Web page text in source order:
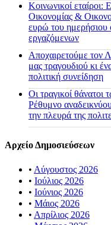
Κοινωνικοί
Οικονομίας &
ευρώ του ημερήσιου
εργαζόμενων
Αποχαιρετούμε τον
μας τραγουδιού κι
πολιτική συνείδηση
Οι τραγικοί
Ρέθυμνο
την πλευρά της
Αρχείο Δημοσιεύσεων
• Αύγουστος 2026
• Ιούλιος 2026
• Ιούνιος 2026
• Μάιος 2026
• Απρίλιος 2026